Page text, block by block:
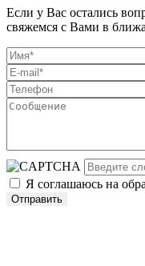
Если у Вас остались
свяжемся с Вами в
Я соглашаюсь на